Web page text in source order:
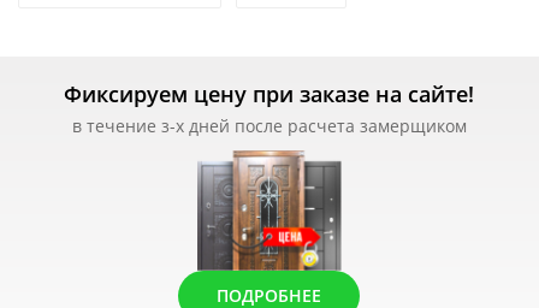
Фиксируем цену при заказе на сайте!
в течение з-х дней после расчета замерщиком
ПОДРОБНЕЕ